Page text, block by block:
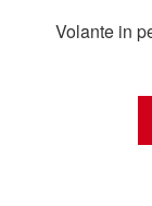
Volante in